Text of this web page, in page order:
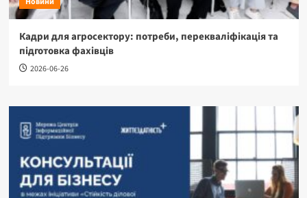
Кадри для агросектору: потреби, перекваліфікація та
підготовка фахівців
2026-06-26